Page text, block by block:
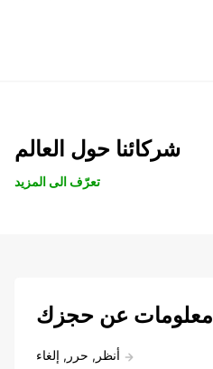
شركائنا حول العالم
تعرّف الى المزيد
معلومات عن حجزك
أنظر, حرر, إلغاء